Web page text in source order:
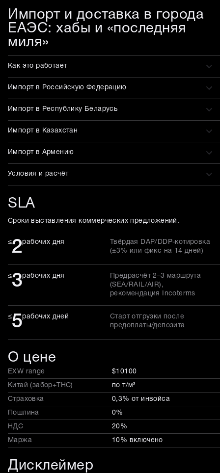
Импорт и доставка в города
ЕАЭС: хабы и «последняя
миля»
Как это работает
Импорт в Российскую Федерацию
Импорт в Республику Беларусь
Импорт в Казахстан
Импорт в Армению
Условия и расчёт
SLA
Сроки выставления коммерческих предложений.
≤2рабочих дня
Твёрдая DAP/DDP-котировка
(±3% или фикс на 14 дней)
≤3рабочих дня
Предрасчёт 2–3 маршрута
(SEA/RAIL/AIR),
рекомендация Incoterms
≤5рабочих дней
Старт отгрузки после
предоплаты/депозита
О цене
EXW range $10100
Китай (забор+THC) по т/м³
Страховка 0,3% от инвойса
Пошлина 0%
НДС 20%
Маржа 10% включено
Дисклеймер